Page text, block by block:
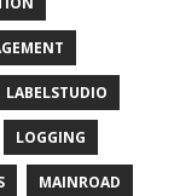
LABELSTUDIO
LOGGING
MAINROAD